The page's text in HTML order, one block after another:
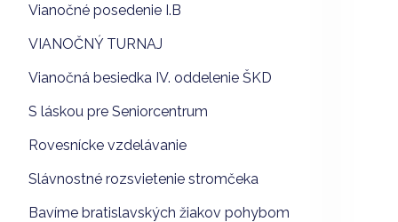
Vianočné posedenie I.B
VIANOČNÝ TURNAJ
Vianočná besiedka IV. oddelenie ŠKD
S láskou pre Seniorcentrum
Rovesnícke vzdelávanie
Slávnostné rozsvietenie stromčeka
Bavíme bratislavských žiakov pohybom